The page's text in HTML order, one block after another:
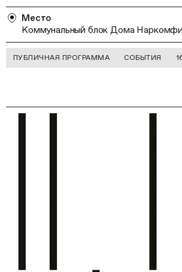
Место
Коммунальный блок Дома
ПУБЛИЧНАЯ ПРОГРАММА СОБЫТИЯ